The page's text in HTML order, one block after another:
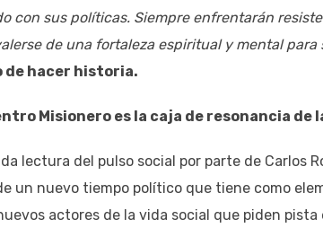
con sus políticas. Siempre enfrentarán
de una fortaleza espiritual y mental
de hacer historia.
Misionero es la caja de resonancia de
lectura del pulso social por parte de Carlos
un nuevo tiempo político que tiene como
actores de la vida social que piden